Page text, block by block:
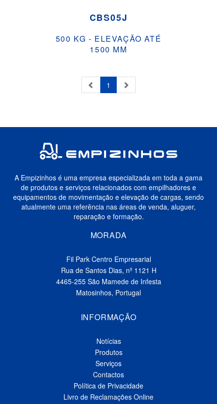
CBS05J
500 KG - ELEVAÇÃO ATÉ
1500 MM
1
A Empizinhos é uma empresa especializada em toda a gama
de produtos e serviços relacionados com empilhadores e
equipamentos de movimentação e elevação de cargas, sendo
atualmente uma referência nas áreas de venda, aluguer,
reparação e formação.
MORADA
Fil Park Centro Empresarial
Rua de Santos Dias, nº 1121 H
4465-255 São Mamede de Infesta
Matosinhos, Portugal
INFORMAÇÃO
Notícias
Produtos
Serviços
Contactos
Política de Privacidade
Livro de Reclamações Online